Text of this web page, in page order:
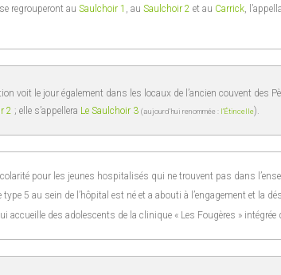
regrouperont au Saulchoir 1 , au Saulchoir 2 et au Carrick,
voit le jour également dans les locaux de l’ancien couvent des
2 ; elle s’appellera Le Saulchoir 3 (aujourd’hui renommée : l’Étincelle).
pour les jeunes hospitalisés qui ne trouvent pas dans
5 au sein de l’hôpital est né et a abouti à l’engagement et la
accueille des adolescents de la clinique « Les Fougères »